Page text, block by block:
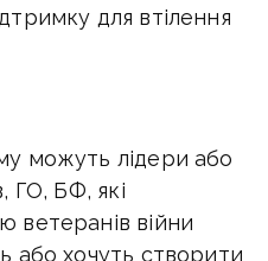
для втілення
можуть лідери або
ГО, БФ, які
ветеранів війни
або хочуть створити